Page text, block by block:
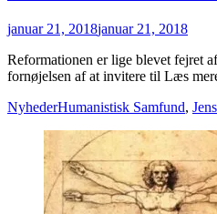
Posted
januar 21, 2018januar 21, 2018
Reformationen er lige blevet fejret
fornøjelsen af at invitere til Læs
Categories
NyhederTags
Humanistisk Samfund,